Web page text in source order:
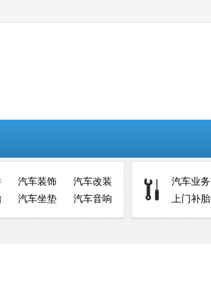
汽车装饰
汽车改装
汽车坐垫 汽车音响
汽车业务
上门补胎